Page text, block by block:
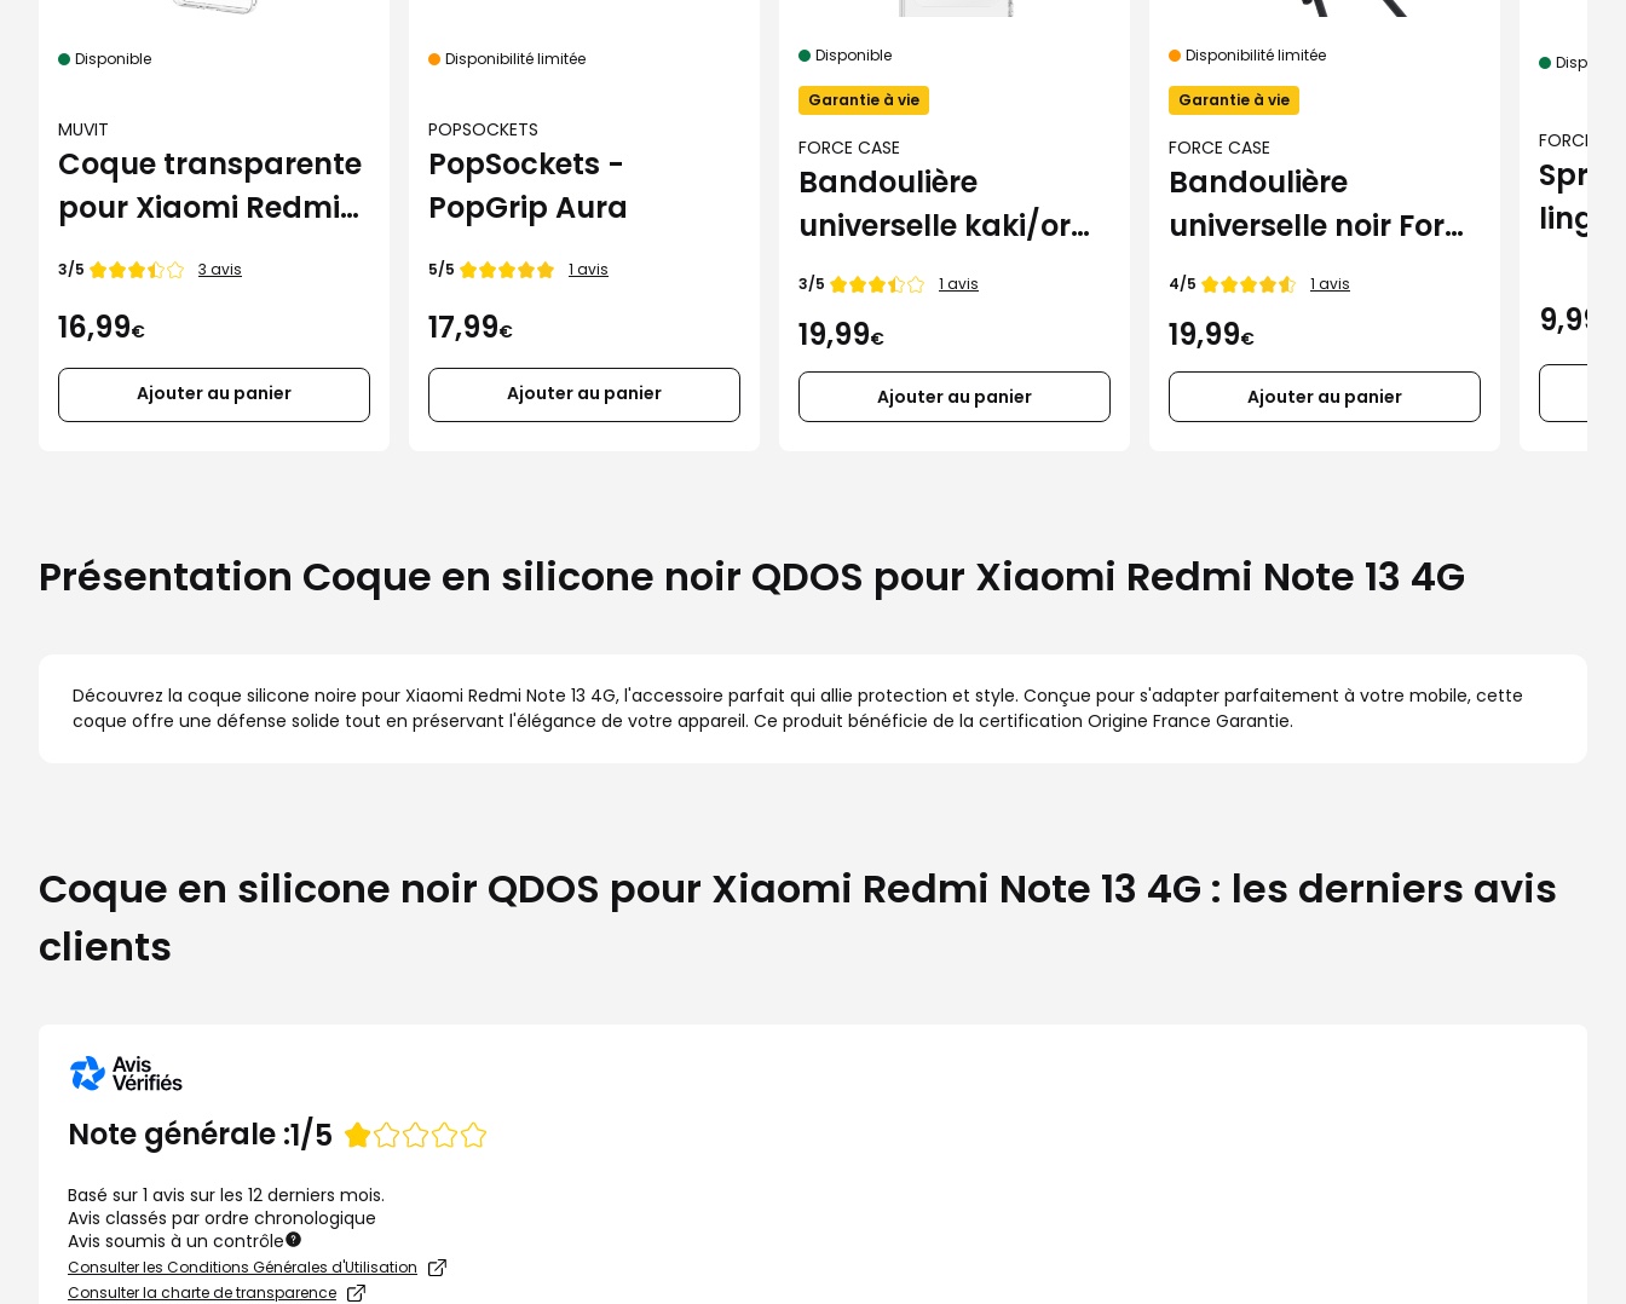
Disponible
MUVIT
Coque transparente
pour Xiaomi Redmi
Note 13 4G
Note de
3/5 3 avis
16,99€
Ajouter au panier
Disponibilité limitée
POPSOCKETS
PopSockets -
PopGrip Aura
Note de
5/5 1 avis
17,99€
Ajouter au panier
Disponible
Garantie à vie
FORCE CASE
Bandoulière
universelle kaki/or
Force Case pour
smartphone
Note de
3/5 1 avis
19,99€
Ajouter au panier
Disponibilité limitée
Garantie à vie
FORCE CASE
Bandoulière
universelle noir Force
Case pour
smartphone
Note de
4/5 1 avis
19,99€
Ajouter au panier
FORCE
9,99
Présentation Coque en silicone noir QDOS pour Xiaomi Redmi Note 13 4G
Découvrez la coque silicone noire pour Xiaomi Redmi Note 13 4G, l'accessoire parfait qui allie protection et style. Conçue pour s'adapter parfaitement à votre mobile, cette
coque offre une défense solide tout en préservant l'élégance de votre appareil. Ce produit bénéficie de la certification Origine France Garantie.
Coque en silicone noir QDOS pour Xiaomi Redmi Note 13 4G : les derniers avis
clients
Note générale :Note
1/5
Basé sur 1 avis sur les 12 derniers mois.
Avis classés par ordre chronologique
Avis soumis à un contrôle
Consulter les Conditions Générales d'Utilisation
Consulter la charte de transparence